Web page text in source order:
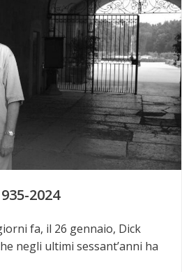
2024
fa, il 26 gennaio, Dick
negli ultimi sessant’anni ha